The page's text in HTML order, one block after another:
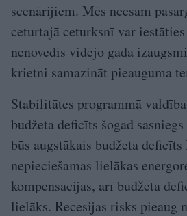
scenārijiem. Mēs neesam
ceturtajā ceturksnī var iestāties
nenovedīs vidējo gada
krietni samazināt pieauguma
Stabilitātes programmā
budžeta deficīts šogad
būs augstākais budžeta deficīts
nepieciešamas lielākas
kompensācijas, arī budžeta
lielāks. Recesijas risks pieaug